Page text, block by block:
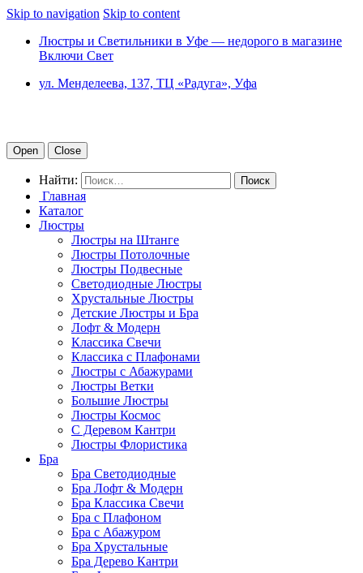
Skip to navigation Skip to content
Люстры и Светильники в Уфе — недорого в магазине
Включи Свет
ул. Менделеева, 137, ТЦ «Радуга», Уфа
Open Close
Найти:
Главная
Каталог
Люстры
Люстры на Штанге
Люстры Потолочные
Люстры Подвесные
Светодиодные Люстры
Хрустальные Люстры
Детские Люстры и Бра
Лофт & Модерн
Классика Свечи
Классика с Плафонами
Люстры с Абажурами
Люстры Ветки
Большие Люстры
Люстры Космос
С Деревом Кантри
Люстры Флористика
Бра
Бра Светодиодные
Бра Лофт & Модерн
Бра Классика Свечи
Бра с Плафоном
Бра с Абажуром
Бра Хрустальные
Бра Дерево Кантри